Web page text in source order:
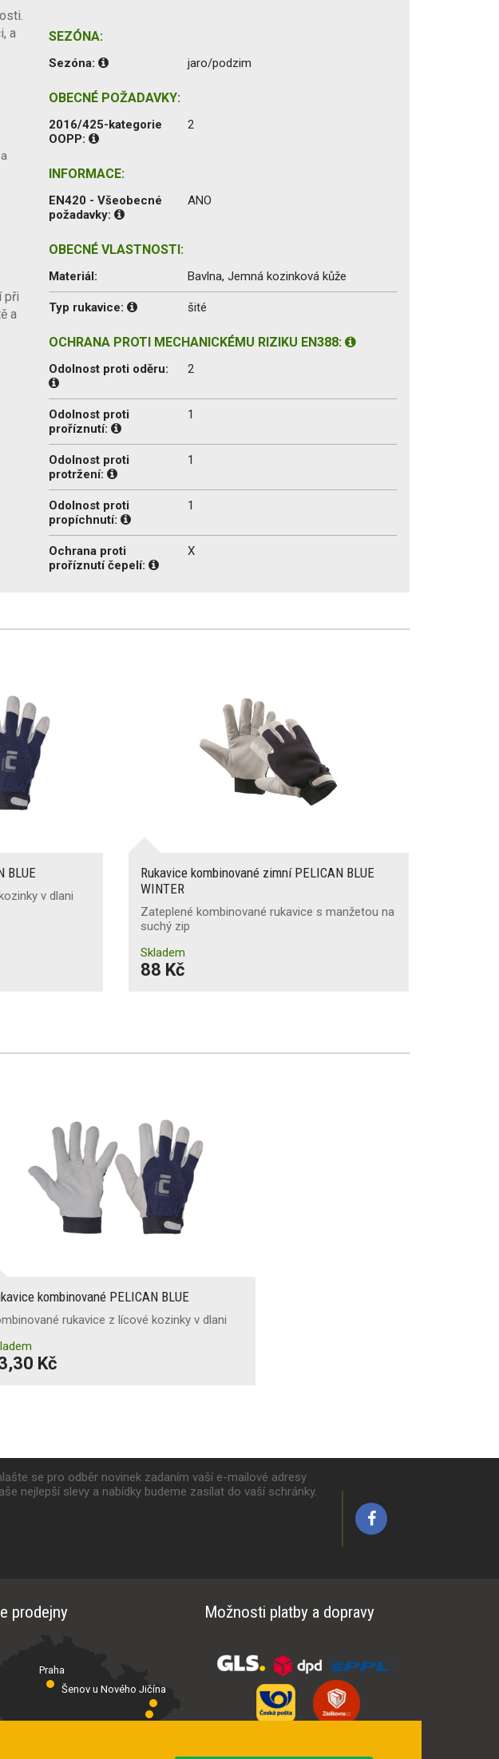
a
při
a
SEZÓNA:
Sezóna: jaro/podzim
OBECNÉ POŽADAVKY:
2016/425-kategorie
OOPP:
2
INFORMACE:
EN420 - Všeobecné
požadavky:
ANO
OBECNÉ VLASTNOSTI:
Materiál: Bavlna, Jemná kozinková kůže
Typ rukavice: šité
OCHRANA PROTI MECHANICKÉMU RIZIKU EN388:
Odolnost proti oděru: 2
Odolnost proti
proříznutí:
1
Odolnost proti
protržení:
1
Odolnost proti
propíchnutí:
1
Ochrana proti
proříznutí čepelí:
X
BLUE
v dlani
Rukavice kombinované zimní PELICAN BLUE
WINTER
Zateplené kombinované rukavice s manžetou na
suchý zip
Skladem
88 Kč
kombinované PELICAN BLUE
rukavice z lícové kozinky v dlani
Kč
se pro odběr novinek zadaním vaší e-mailové adresy
nejlepší slevy a nabídky budeme zasílat do vaší schránky.
prodejny
Praha
Šenov u Nového Jičína
Možnosti platby a dopravy